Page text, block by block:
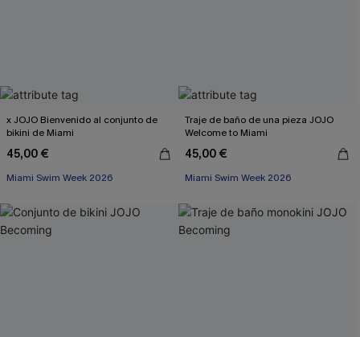
x JOJO Bienvenido al conjunto de
bikini de Miami
45,00 €
Miami Swim Week 2026
Traje de baño de una pieza JOJO
Welcome to Miami
45,00 €
Miami Swim Week 2026